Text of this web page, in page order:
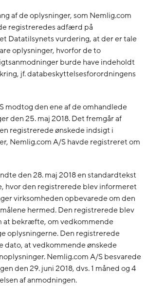
af de oplysninger, som Nemlig.com
registreredes adfærd på
Datatilsynets vurdering, at der er tale
oplysninger, hvorfor de to
burde have indeholdt
jf. databeskyttelsesforordningens
modtog den ene af de omhandlede
den 25. maj 2018. Det fremgår af
registrerede ønskede indsigt i
Nemlig.com A/S havde registreret om
den 28. maj 2018 en standardtekst
hvor den registrerede blev informeret
virksomheden opbevarede om den
hermed. Den registrerede blev
at bekræfte, om vedkommende
oplysningerne. Den registrerede
dato, at vedkommende ønskede
Nemlig.com A/S besvarede
den 29. juni 2018, dvs. 1 måned og 4
af anmodningen.